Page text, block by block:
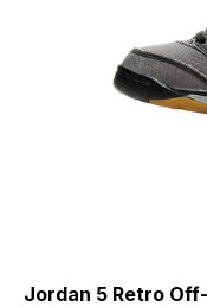
Jordan 5 Retro